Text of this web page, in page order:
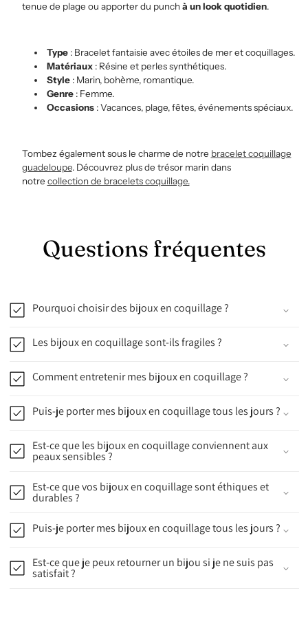
tenue de plage ou apporter du punch à un look quotidien.
Type : Bracelet fantaisie avec étoiles de mer et coquillages.
Matériaux : Résine et perles synthétiques.
Style : Marin, bohème, romantique.
Genre : Femme.
Occasions : Vacances, plage, fêtes, événements spéciaux.
Tombez également sous le charme de notre bracelet coquillage
guadeloupe. Découvrez plus de trésor marin dans
notre collection de bracelets coquillage.
Questions fréquentes
Pourquoi choisir des bijoux en coquillage ?
Les bijoux en coquillage sont-ils fragiles ?
Comment entretenir mes bijoux en coquillage ?
Puis-je porter mes bijoux en coquillage tous les jours ?
Est-ce que les bijoux en coquillage conviennent aux
peaux sensibles ?
Est-ce que vos bijoux en coquillage sont éthiques et
durables ?
Puis-je porter mes bijoux en coquillage tous les jours ?
Est-ce que je peux retourner un bijou si je ne suis pas
satisfait ?